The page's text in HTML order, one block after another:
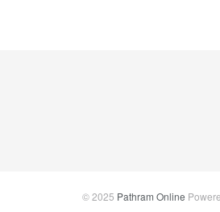
© 2025 Pathram Online